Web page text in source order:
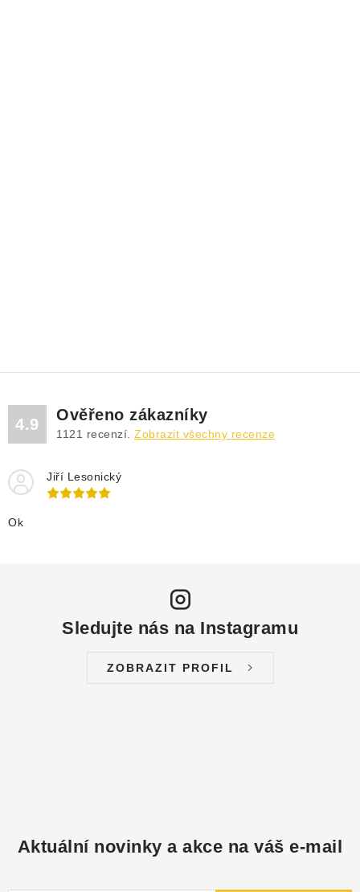
4.9
Ověřeno zákazníky
1121 recenzí. Zobrazit všechny recenze
Jiří Lesonický
Ok
Sledujte nás na Instagramu
ZOBRAZIT PROFIL
Aktuální novinky a akce na váš e-mail